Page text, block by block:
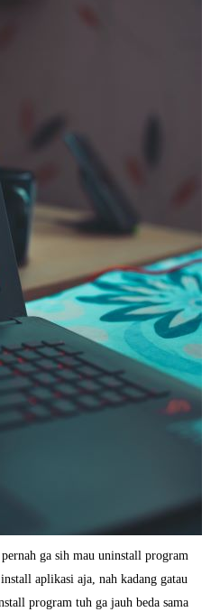
ga sih mau uninstall program
aplikasi aja, nah kadang gatau
program tuh ga jauh beda sama